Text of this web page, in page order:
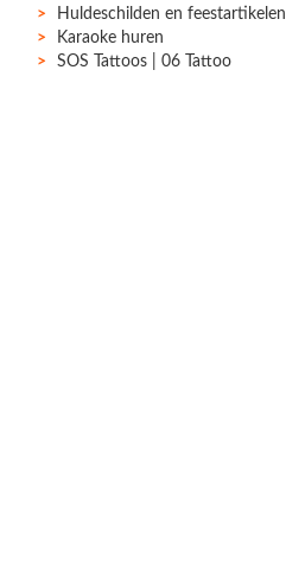
Huldeschilden en feestartikelen
Karaoke huren
SOS Tattoos | 06 Tattoo